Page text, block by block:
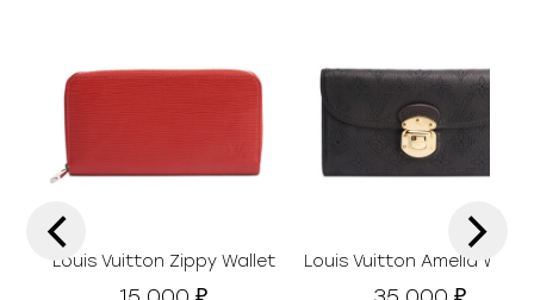
Louis Vuitton Zippy Wallet Louis Vuitton Amelia
‹ ›